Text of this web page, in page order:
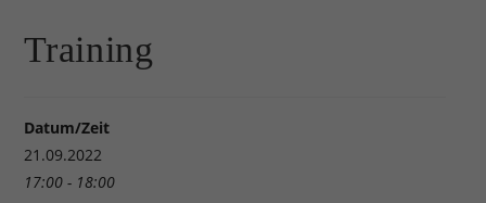
Training
Datum/Zeit
21.09.2022
17:00 - 18:00